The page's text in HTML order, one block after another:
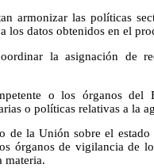
armonizar las políticas
los datos obtenidos en el
la asignación de
o los órganos del
o políticas relativas a la
de la Unión sobre el
órganos de vigilancia de
materia.